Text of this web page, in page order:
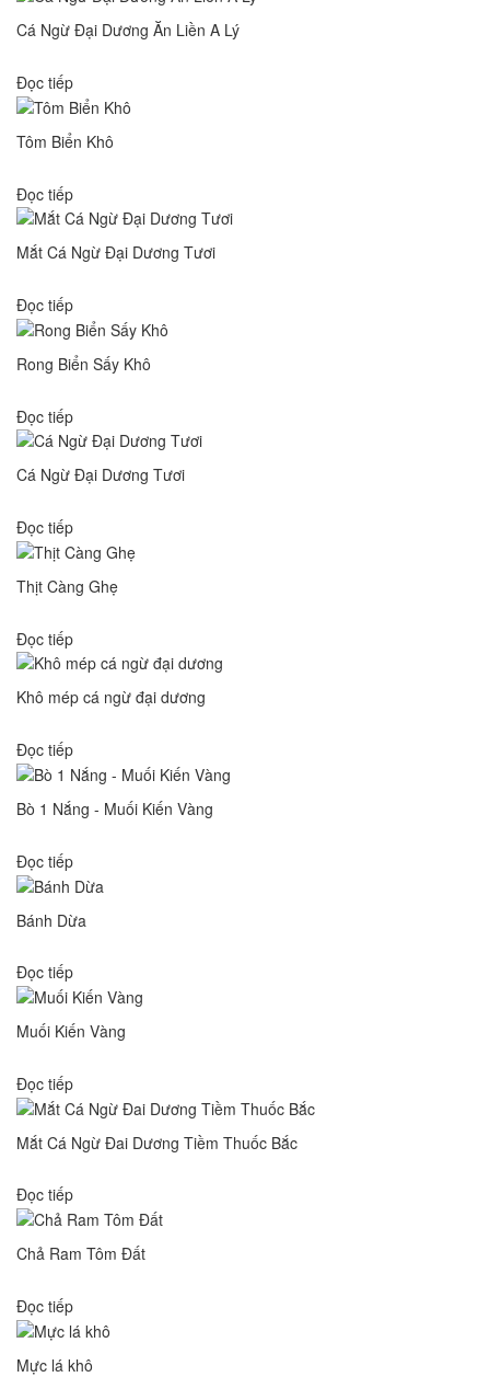
Cá Ngừ Đại Dương Ăn Liền A Lý
Đọc tiếp
Tôm Biển Khô
Đọc tiếp
Mắt Cá Ngừ Đại Dương Tươi
Đọc tiếp
Rong Biển Sấy Khô
Đọc tiếp
Cá Ngừ Đại Dương Tươi
Đọc tiếp
Thịt Càng Ghẹ
Đọc tiếp
Khô mép cá ngừ đại dương
Đọc tiếp
Bò 1 Nắng - Muối Kiến Vàng
Đọc tiếp
Bánh Dừa
Đọc tiếp
Muối Kiến Vàng
Đọc tiếp
Mắt Cá Ngừ Đai Dương Tiềm Thuốc Bắc
Đọc tiếp
Chả Ram Tôm Đất
Đọc tiếp
Mực lá khô